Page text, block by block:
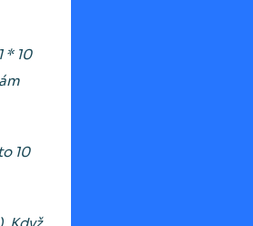
* 10
10